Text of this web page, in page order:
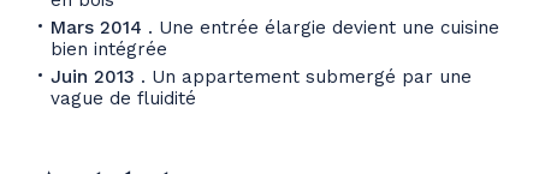
Mars 2014 . Une entrée élargie devient une cuisine
bien intégrée
Juin 2013 . Un appartement submergé par une
vague de fluidité